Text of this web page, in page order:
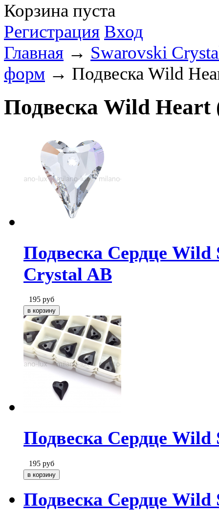
Корзина пуста
Регистрация Вход
Главная → Swarovski
форм → Подвеска Wild
Подвеска Wild Heart
Подвеска Сердце Wild
Crystal AB
195 руб
Подвеска Сердце Wild
195 руб
Подвеска Сердце Wild